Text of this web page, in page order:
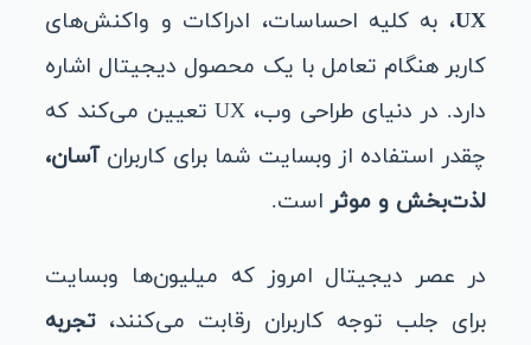
UX، به کلیه احساسات، ادراکات و واکنش‌های
کاربر هنگام تعامل با یک محصول دیجیتال اشاره
دارد. در دنیای طراحی وب، UX تعیین می‌کند که
چقدر استفاده از وبسایت شما برای کاربرانآسان،
لذت‌بخش و موثراست.
در عصر دیجیتال امروز که میلیون‌ها وبسایت
برای جلب توجه کاربران رقابت می‌کنند، تجربه